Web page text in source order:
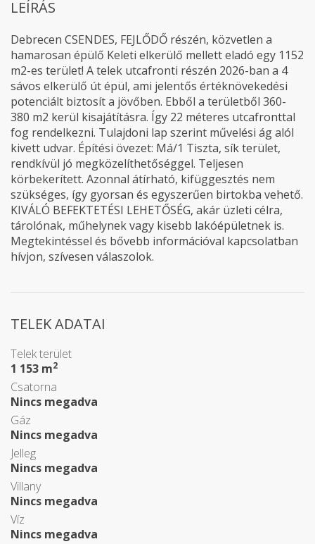
LEÍRÁS
Debrecen CSENDES, FEJLŐDŐ részén, közvetlen a
hamarosan épülő Keleti elkerülő mellett eladó egy 1152
m2-es terület! A telek utcafronti részén 2026-ban a 4
sávos elkerülő út épül, ami jelentős értéknövekedési
potenciált biztosít a jövőben. Ebből a területből 360-
380 m2 kerül kisajátításra. Így 22 méteres utcafronttal
fog rendelkezni. Tulajdoni lap szerint művelési ág alól
kivett udvar. Építési övezet: Má/1 Tiszta, sík terület,
rendkívül jó megközelíthetőséggel. Teljesen
körbekerített. Azonnal átírható, kifüggesztés nem
szükséges, így gyorsan és egyszerűen birtokba vehető.
KIVÁLÓ BEFEKTETÉSI LEHETŐSÉG, akár üzleti célra,
tárolónak, műhelynek vagy kisebb lakóépületnek is.
Megtekintéssel és bővebb információval kapcsolatban
hívjon, szívesen válaszolok.
TELEK ADATAI
Telek terület
1 153 m2
Csatorna
Nincs megadva
Gáz
Nincs megadva
Jelleg
Nincs megadva
Villany
Nincs megadva
Víz
Nincs megadva